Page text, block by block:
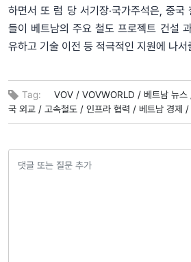
하면서 또 럼 당 서기장‧국가주석은, 중
들이 베트남의 주요 철도 프로젝트 건설
유하고 기술 이전 등 적극적인 지원에 나서
Tag: VOV / VOVWORLD / 베트남 뉴스
국 외교 / 고속철도 / 인프라 협력 / 베트남 경제 /